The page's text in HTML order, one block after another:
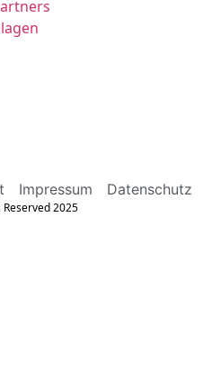
Impressum Datenschutz
2025